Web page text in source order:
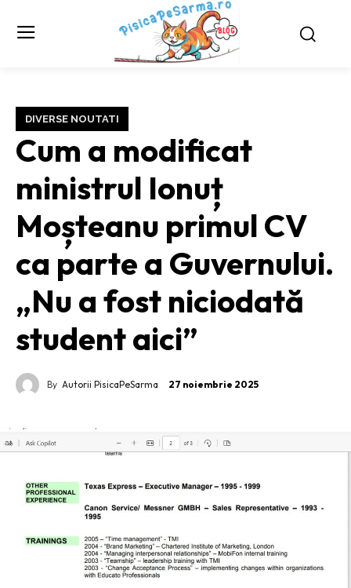
DIVERSE NOUTATI
Cum a modificat
ministrul Ionuț
Moșteanu primul CV
ca parte a Guvernului.
„Nu a fost niciodată
student aici”
By Autorii PisicaPeSarma 27 noiembrie 2025